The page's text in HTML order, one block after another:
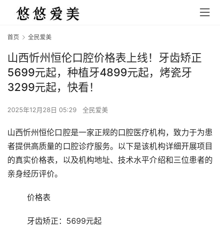
首页 全民爱美
山西忻州恒伦口腔价格表上线！牙齿矫正
5699元起，种植牙4899元起，烤瓷牙
3299元起，快看！
2025年12月28日 05:29 全民爱美
山西忻州恒伦口腔是一家正规的口腔医疗机构，致力于为患
者提供高质量的口腔诊疗服务。以下是该机构详细开展项目
的真实价格表，以及机构地址、技术水平介绍和三位患者的
亲身经历评价。
	价格表
	牙齿矫正：5699元起